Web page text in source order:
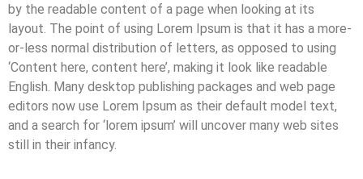
by the readable content of a page when looking at its
layout. The point of using Lorem Ipsum is that it has a more-
or-less normal distribution of letters, as opposed to using
‘Content here, content here’, making it look like readable
English. Many desktop publishing packages and web page
editors now use Lorem Ipsum as their default model text,
and a search for ‘lorem ipsum’ will uncover many web sites
still in their infancy.